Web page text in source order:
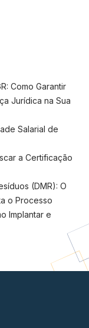
Como Garantir
Jurídica na Sua
Salarial de
a Certificação
(DMR): O
o Processo
Implantar e